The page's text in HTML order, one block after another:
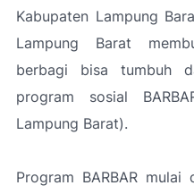
Kabupaten Lampung
Lampung Barat
berbagi bisa tumbuh
program sosial
Lampung Barat).
Program BARBAR